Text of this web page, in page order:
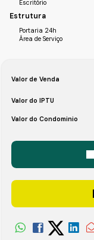
Escritório
Estrutura
Portaria 24h
Área de Serviço
Valor de Venda
Valor do IPTU
Valor do Condominio